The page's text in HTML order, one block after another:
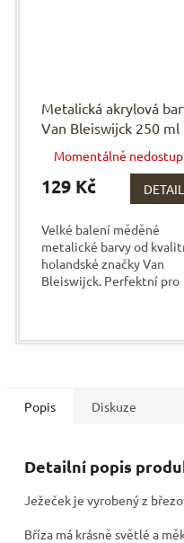
Metalická akrylová
Van Bleiswijck 250 ml
Momentálně
129 Kč DETAIL
Velké balení měděné
metalické barvy od
holandské značky Van
Bleiswijck. Perfektní pro
Popis Diskuze
Detailní popis
Ježeček je vyrobený z
Bříza má krásně světlé a